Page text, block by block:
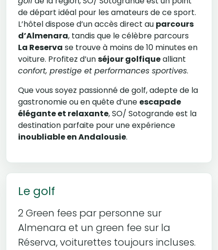
de départ idéal pour les amateurs de ce sport.
L’hôtel dispose d’un accès direct au parcours
d’Almenara, tandis que le célèbre parcours
La Reserva se trouve à moins de 10 minutes en
voiture. Profitez d’unséjour golfiquealliant
confort, prestige et performances sportives.
Que vous soyez passionné de golf, adepte de la
gastronomie ou en quête d’une escapade
élégante et relaxante, SO/ Sotogrande est la
destination parfaite pour une expérience
inoubliable en Andalousie.
Le golf
2 Green fees par personne sur
Almenara et un green fee sur la
Réserva, voiturettes toujours incluses.